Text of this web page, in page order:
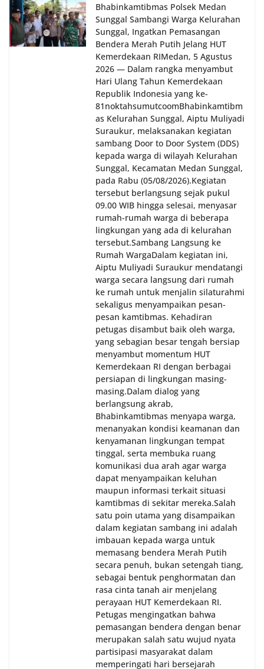
Bhabinkamtibmas Polsek Medan
Sunggal Sambangi Warga Kelurahan
Sunggal, Ingatkan Pemasangan
Bendera Merah Putih Jelang HUT
Kemerdekaan RI‎‎Medan, 5 Agustus
2026 — Dalam rangka menyambut
Hari Ulang Tahun Kemerdekaan
Republik Indonesia yang ke-
81noktahsumutcoomBhabinkamtibm
as Kelurahan Sunggal, Aiptu Muliyadi
Suraukur, melaksanakan kegiatan
sambang Door to Door System (DDS)
kepada warga di wilayah Kelurahan
Sunggal, Kecamatan Medan Sunggal,
pada Rabu (05/08/2026).‎‎Kegiatan
tersebut berlangsung sejak pukul
09.00 WIB hingga selesai, menyasar
rumah-rumah warga di beberapa
lingkungan yang ada di kelurahan
tersebut.‎Sambang Langsung ke
Rumah Warga‎Dalam kegiatan ini,
Aiptu Muliyadi Suraukur mendatangi
warga secara langsung dari rumah
ke rumah untuk menjalin silaturahmi
sekaligus menyampaikan pesan-
pesan kamtibmas. Kehadiran
petugas disambut baik oleh warga,
yang sebagian besar tengah bersiap
menyambut momentum HUT
Kemerdekaan RI dengan berbagai
persiapan di lingkungan masing-
masing.‎Dalam dialog yang
berlangsung akrab,
Bhabinkamtibmas menyapa warga,
menanyakan kondisi keamanan dan
kenyamanan lingkungan tempat
tinggal, serta membuka ruang
komunikasi dua arah agar warga
dapat menyampaikan keluhan
maupun informasi terkait situasi
kamtibmas di sekitar mereka.‎‎‎Salah
satu poin utama yang disampaikan
dalam kegiatan sambang ini adalah
imbauan kepada warga untuk
memasang bendera Merah Putih
secara penuh, bukan setengah tiang,
sebagai bentuk penghormatan dan
rasa cinta tanah air menjelang
perayaan HUT Kemerdekaan RI.
Petugas mengingatkan bahwa
pemasangan bendera dengan benar
merupakan salah satu wujud nyata
partisipasi masyarakat dalam
memperingati hari bersejarah